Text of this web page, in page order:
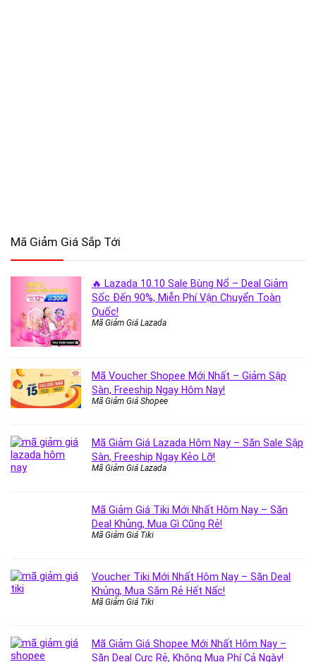
Mã Giảm Giá Sắp Tới
🔥 Lazada 10.10 Sale Bùng Nổ – Deal Giảm
Sốc Đến 90%, Miễn Phí Vận Chuyển Toàn
Quốc!
Mã Giảm Giá Lazada
Mã Voucher Shopee Mới Nhất – Giảm Sập
Sàn, Freeship Ngay Hôm Nay!
Mã Giảm Giá Shopee
Mã Giảm Giá Lazada Hôm Nay – Săn Sale Sập
Sàn, Freeship Ngay Kẻo Lỡ!
Mã Giảm Giá Lazada
Mã Giảm Giá Tiki Mới Nhất Hôm Nay – Săn
Deal Khủng, Mua Gì Cũng Rẻ!
Mã Giảm Giá Tiki
Voucher Tiki Mới Nhất Hôm Nay – Săn Deal
Khủng, Mua Sắm Rẻ Hết Nấc!
Mã Giảm Giá Tiki
Mã Giảm Giá Shopee Mới Nhất Hôm Nay –
Săn Deal Cực Rẻ, Không Mua Phí Cả Ngày!